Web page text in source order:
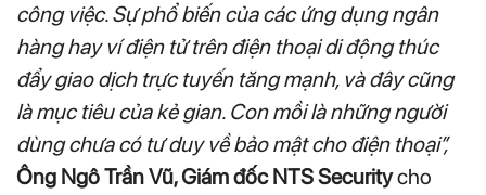
công việc. Sự phổ biến của các ứng dụng ngân
hàng hay ví điện tử trên điện thoại di động thúc
đẩy giao dịch trực tuyến tăng mạnh, và đây cũng
là mục tiêu của kẻ gian. Con mồi là những người
dùng chưa có tư duy về bảo mật cho điện thoại”,
Ông Ngô Trần Vũ, Giám đốc NTS Securitycho